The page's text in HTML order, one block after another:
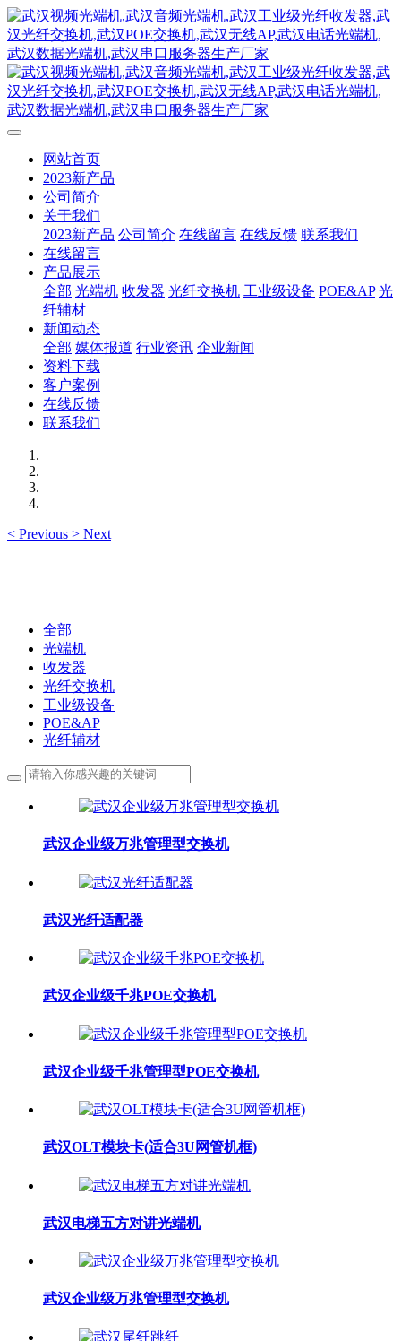
网站首页
2023新产品
公司简介
关于我们
2023新产品 公司简介 在线留言 在线反馈 联系我们
在线留言
产品展示
全部 光端机 收发器 光纤交换机 工业级设备 POE&AP 光
纤辅材
新闻动态
全部 媒体报道 行业资讯 企业新闻
资料下载
客户案例
在线反馈
联系我们
< Previous > Next
全部
光端机
收发器
光纤交换机
工业级设备
POE&AP
光纤辅材
武汉企业级万兆管理型交换机
武汉光纤适配器
武汉企业级千兆POE交换机
武汉企业级千兆管理型POE交换机
武汉OLT模块卡(适合3U网管机框)
武汉电梯五方对讲光端机
武汉企业级万兆管理型交换机